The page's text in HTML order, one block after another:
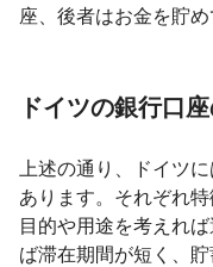
座、後者はお金を貯
ドイツの銀行口
上述の通り、ドイツ
あります。それぞれ
目的や用途を考えれ
ば滞在期間が短く、